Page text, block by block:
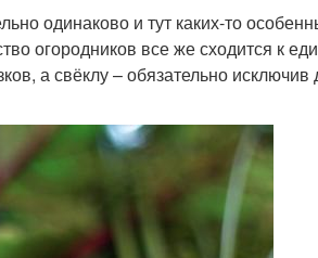
одинаково и тут каких-то
огородников все же сходится к
а свёклу – обязательно